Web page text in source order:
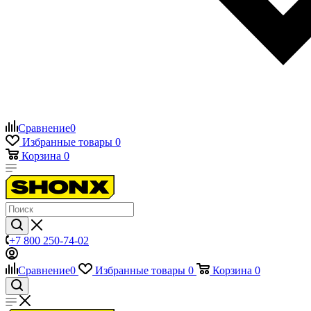
Сравнение0
Избранные товары 0
Корзина 0
+7 800 250-74-02
Сравнение0 Избранные товары 0 Корзина 0